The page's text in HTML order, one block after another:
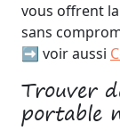
vous offrent
sans
➡️ voir aussi
Trouver
portable